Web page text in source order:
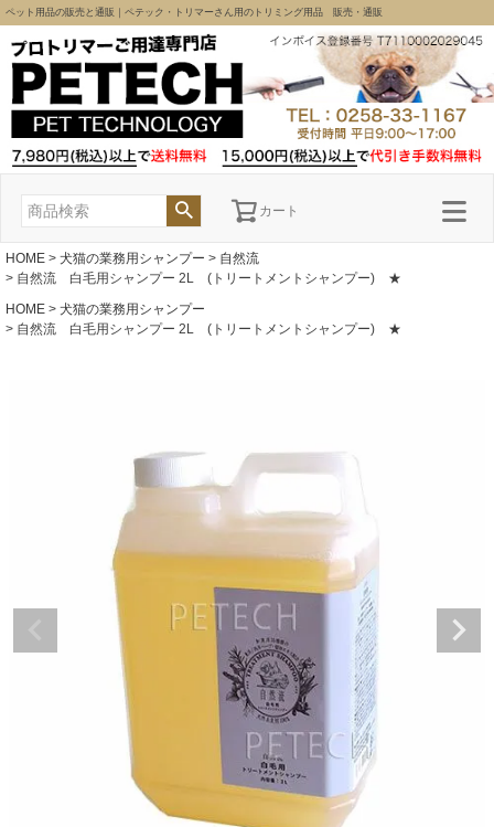
ペット用品の販売と通販｜ペテック・トリマーさん用のトリミング用品 販売・通販
カート
HOME 犬猫の業務用シャンプー
自然流
自然流 白毛用シャンプー 2L (トリートメントシャンプー) ★
HOME
犬猫の業務用シャンプー
自然流 白毛用シャンプー 2L (トリートメントシャンプー) ★